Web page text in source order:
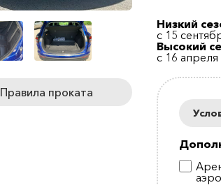
Правила проката
Низкий
с 15
Высокий
с 16